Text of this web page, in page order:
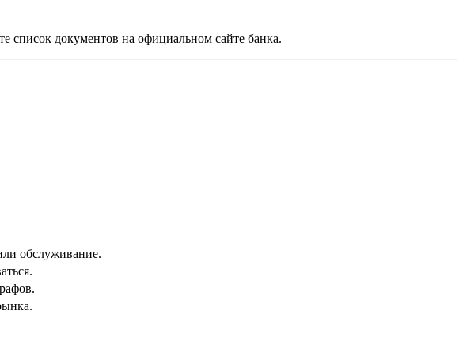
список документов на официальном сайте банка.
обслуживание.